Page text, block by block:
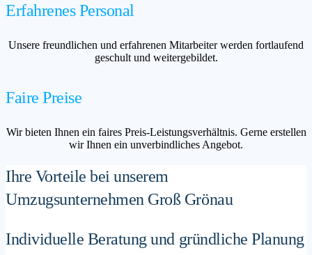
Erfahrenes Personal
Unsere freundlichen und erfahrenen Mitarbeiter werden fortlaufend
geschult und weitergebildet.
Faire Preise
Wir bieten Ihnen ein faires Preis-Leistungsverhältnis. Gerne erstellen
wir Ihnen ein unverbindliches Angebot.
Ihre Vorteile bei unserem
Umzugsunternehmen Groß Grönau
Individuelle Beratung und gründliche Planung